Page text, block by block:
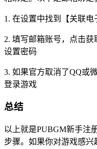
1. 在设置中找到【关联
2. 填写邮箱账号，点击
设置密码
3. 如果官方取消了QQ或
登录游戏
总结
以上就是PUBGM新手注
步骤。如果你对游戏感